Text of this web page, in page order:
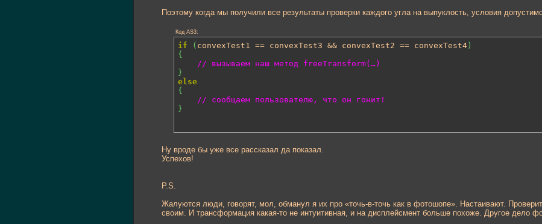
Поэтому когда мы получили все результаты проверки каждого угла на выпуклость, условия
Код AS3:
if ( convexTest1 == convexTest3 && convexTest2 == convexTest4 )
{
// вызываем наш метод freeTransform(…)
}
else
{
// сообщаем пользователю, что он гонит!
}
Ну вроде бы уже все рассказал да показал.
Успехов!
P.S.
Жалуются люди, говорят, мол, обманул я их про «точь-в-точь как в фотошопе». Настаивают.
своим. И трансформация какая-то не интуитивная, и на дисплейсмент больше похоже. Другое дело